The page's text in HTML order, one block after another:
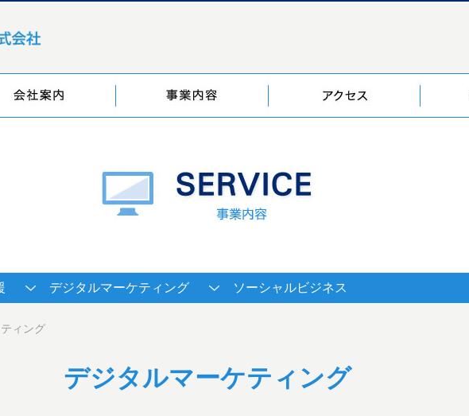
デジタルマーケティング ソーシャルビジネス
ィング
デジタルマーケティング